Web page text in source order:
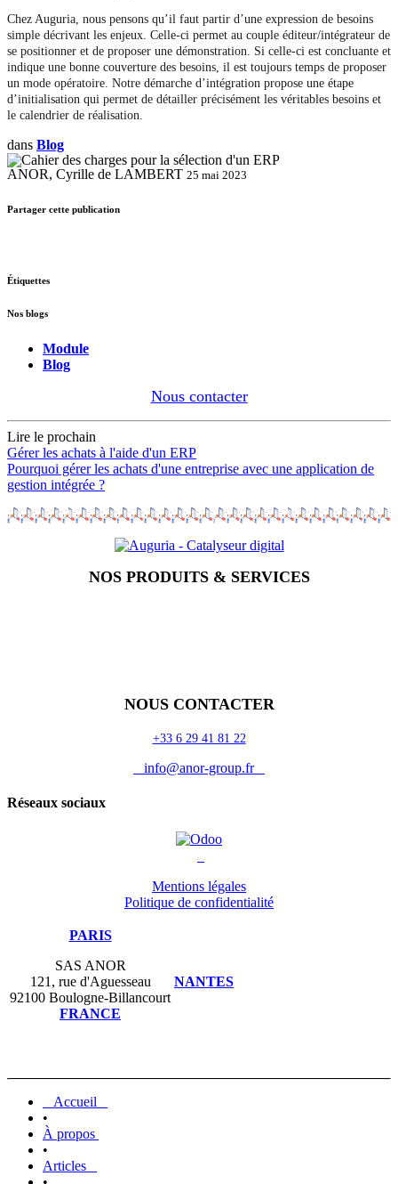
Chez Auguria, nous pensons qu’il faut partir d’une expression de besoins
simple décrivant les enjeux. Celle-ci permet au couple éditeur/intégrateur de
se positionner et de proposer une démonstration. Si celle-ci est concluante et
indique une bonne couverture des besoins, il est toujours temps de proposer
un mode opératoire. Notre démarche d’intégration propose une étape
d’initialisation qui permet de détailler précisément les véritables besoins et
le calendrier de réalisation.
dans Blog
ANOR, Cyrille de LAMBERT 25 mai 2023
Partager cette publication
Étiquettes
Nos blogs
Module
Blog
Nous contacter
Lire le prochain
Gérer les achats à l'aide d'un ERP
Pourquoi gérer les achats d'une entreprise avec une application de
gestion intégrée ?
NOS PRODUITS & SERVICES
NOUS CONTACTER
+33 6 29 41 81 22
info@anor-group.fr
Réseaux sociaux
Mentions légales
Politique de confidentialité
PARIS
SAS ANOR
121, rue d'Aguesseau
92100 Boulogne-Billancourt
FRANCE
NANTES
Accueil
•
À propos
•
Articles